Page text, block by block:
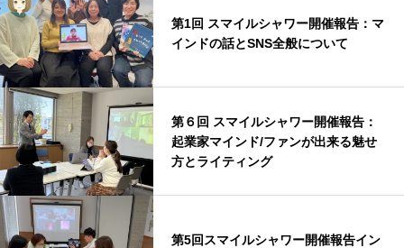
第1回 スマイルシャワー開催報告：マ
インドの話とSNS全般について
第６回 スマイルシャワー開催報告：
起業家マインド/ファンが出来る魅せ
方とライティング
第5回スマイルシャワー開催報告イン